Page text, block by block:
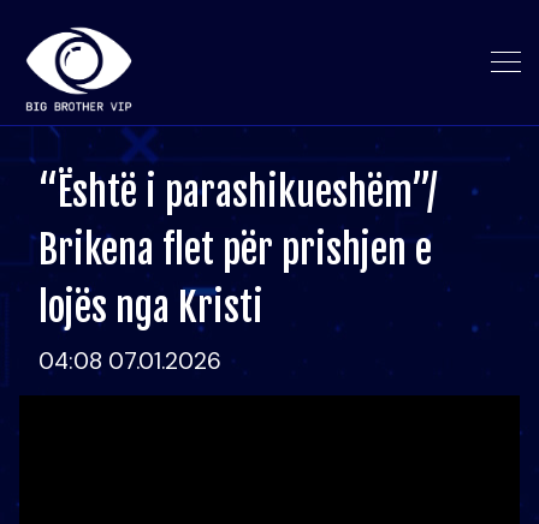
“Është i parashikueshëm”/
Brikena flet për prishjen e
lojës nga Kristi
04:08 07.01.2026